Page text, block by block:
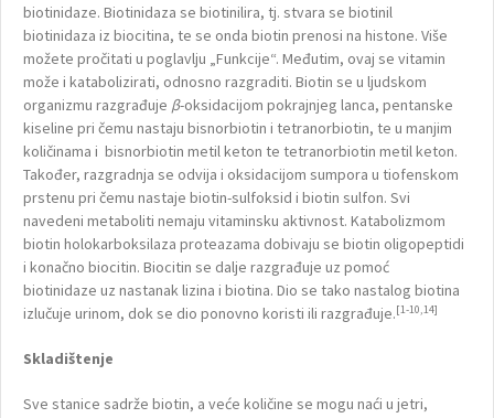
biotinidaze. Biotinidaza se biotinilira, tj. stvara se biotinil
biotinidaza iz biocitina, te se onda biotin prenosi na histone. Više
možete pročitati u poglavlju „Funkcije“. Međutim, ovaj se vitamin
može i katabolizirati, odnosno razgraditi. Biotin se u ljudskom
organizmu razgrađuje β-oksidacijom pokrajnjeg lanca, pentanske
kiseline pri čemu nastaju bisnorbiotin i tetranorbiotin, te u manjim
količinama i bisnorbiotin metil keton te tetranorbiotin metil keton.
Također, razgradnja se odvija i oksidacijom sumpora u tiofenskom
prstenu pri čemu nastaje biotin-sulfoksid i biotin sulfon. Svi
navedeni metaboliti nemaju vitaminsku aktivnost. Katabolizmom
biotin holokarboksilaza proteazama dobivaju se biotin oligopeptidi
i konačno biocitin. Biocitin se dalje razgrađuje uz pomoć
biotinidaze uz nastanak lizina i biotina. Dio se tako nastalog biotina
izlučuje urinom, dok se dio ponovno koristi ili razgrađuje.[1-10,14]
Skladištenje
Sve stanice sadrže biotin, a veće količine se mogu naći u jetri,